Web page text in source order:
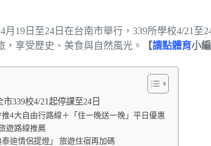
19日至24日在台南市舉行，339所學校4/21至
享受歷史、美食與自然風光。
【讀點體育小
339校4/21起停課至24日
4大自由行路線＋「住一晚送一晚」平日優惠
遊路線推薦
迪情侶提燈」 旅遊住宿再加碼